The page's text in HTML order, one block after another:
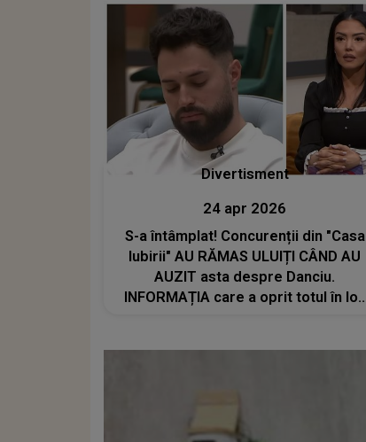
Divertisment
24 apr 2026
S-a întâmplat! Concurenții din "Casa
Iubirii" AU RĂMAS ULUIȚI CÂND AU
AUZIT asta despre Danciu.
INFORMAȚIA care a oprit totul în loc